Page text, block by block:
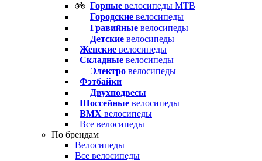
Горные велосипеды MTB
Городские велосипеды
Гравийные велосипеды
Детские велосипеды
Женские велосипеды
Складные велосипеды
Электро велосипеды
Фэтбайки
Двухподвесы
Шоссейные велосипеды
BMX велосипеды
Все велосипеды
По брендам
Велосипеды
Все велосипеды